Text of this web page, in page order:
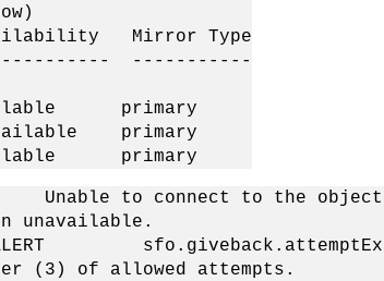
Mirror Type
-----------
primary
primary
primary
to connect to the object
unavailable.
(3) of allowed attempts.